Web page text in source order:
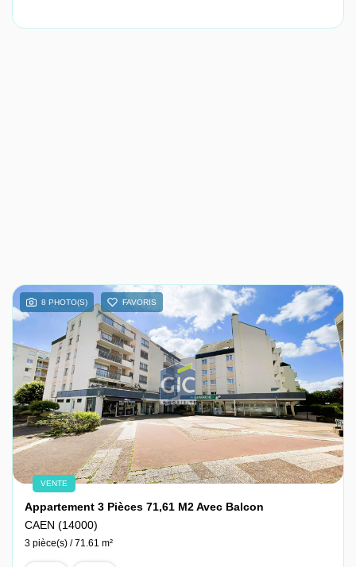
8 PHOTO(S) FAVORIS
VENTE
Appartement 3 Pièces 71,61 M2 Avec Balcon
CAEN (14000)
3 pièce(s) / 71.61 m²